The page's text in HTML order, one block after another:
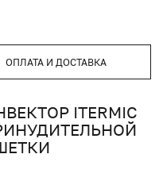
ОПЛАТА И ДОСТАВКА
ITERMIC